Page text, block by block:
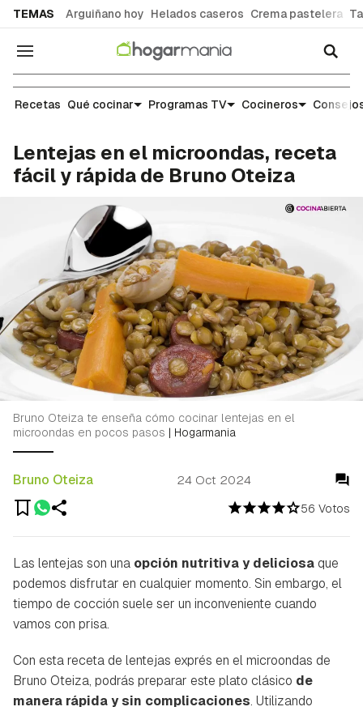
TEMAS Arguiñano hoy Helados caseros Crema pastelera
Navegación
Recetas
Recetas Qué cocinar Programas TV Cocineros
Lentejas en el microondas, receta
fácil y rápida de Bruno Oteiza
56 Votos
Bruno Oteiza 24 Oct 2024
Bruno Oteiza te enseña cómo cocinar lentejas en el
microondas en pocos pasos | Hogarmania
Las lentejas son una opción nutritiva y deliciosaque
podemos disfrutar en cualquier momento. Sin embargo, el
tiempo de cocción suele ser un inconveniente cuando
vamos con prisa.
Con esta receta de lentejas exprés en el microondas de
Bruno Oteiza, podrás preparar este plato clásico de
manera rápida y sin complicaciones. Utilizando